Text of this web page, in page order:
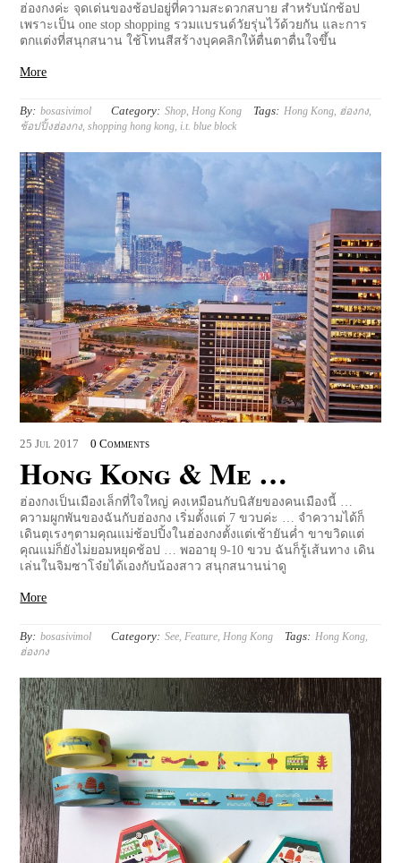
ฮ่องกงค่ะ จุดเด่นของช้อปอยู่ที่ความสะดวกสบาย สำหรับนักช้อป
เพราะเป็น one stop shopping รวมแบรนด์วัยรุ่นไว้ด้วยกัน และการ
ตกแต่งที่สนุกสนาน ใช้โทนสีสร้างบุคคลิกให้ตื่นตาตื่นใจขึ้น
More
By: bosasivimol Category: Shop Hong Kong Tags: Hong Kong, ฮ่องกง,
ช้อปปิ้งฮ่องกง,shopping hong kong i.t. blue block
25 Jul 2017 0 Comments
Hong Kong & Me …
ฮ่องกงเป็นเมืองเล็กที่ใจใหญ่ คงเหมือนกับนิสัยของคนเมืองนี้ …
ความผูกพันของฉันกับฮ่องกง เริ่มตั้งแต่ 7 ขวบค่ะ … จำความได้ก็
เดินตุเรงๆตามคุณแม่ช้อปปิ้งในฮ่องกงตั้งแต่เช้ายันค่ำ ขาขวิดแต่
คุณแม่ก็ยังไม่ยอมหยุดช้อป … พออายุ 9-10 ขวบ ฉันก็รู้เส้นทาง เดิน
เล่นในจิมซาโจ๋ยได้เองกับน้องสาว สนุกสนานน่าดู
More
By: bosasivimol Category: See Feature Hong Kong Tags: Hong Kong,
ฮ่องกง